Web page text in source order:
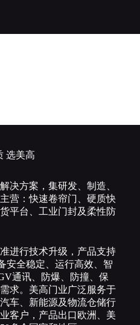
选美高
决方案，集研发、制造、
营：快速卷帘门、硬质快
平台、工业门封及柔性防
进行技术升级，产品支持
安全稳定、运行高效、智
通讯、防爆、防撞、保
求。美高门业广泛服务于
车、新能源及物流仓储行
客户，产品出口欧洲、美